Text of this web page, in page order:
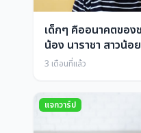
เด็กๆ คืออนาคตของ
น้อง นาราชา สาวน้อ
cover เพลงรวมถึงก
3 เดือนที่แล้ว
แจกวาร์ป